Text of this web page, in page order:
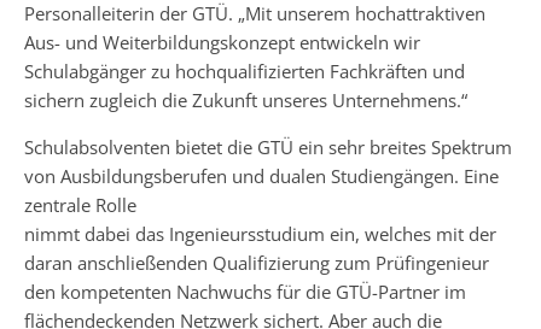
Personalleiterin der GTÜ. „Mit unserem hochattraktiven
Aus- und Weiterbildungskonzept entwickeln wir
Schulabgänger zu hochqualifizierten Fachkräften und
sichern zugleich die Zukunft unseres Unternehmens.“
Schulabsolventen bietet die GTÜ ein sehr breites Spektrum
von Ausbildungsberufen und dualen Studiengängen. Eine
zentrale Rolle
nimmt dabei das Ingenieursstudium ein, welches mit der
daran anschließenden Qualifizierung zum Prüfingenieur
den kompetenten Nachwuchs für die GTÜ-Partner im
flächendeckenden Netzwerk sichert. Aber auch die